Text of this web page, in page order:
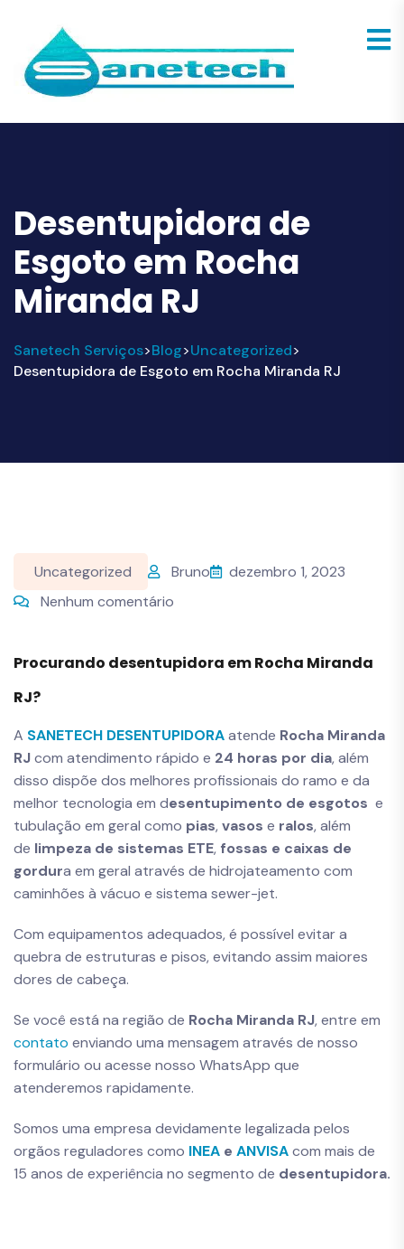
Desentupidora de
Esgoto em Rocha
Miranda RJ
Sanetech Serviços>Blog>Uncategorized>
Desentupidora de Esgoto em Rocha Miranda RJ
Uncategorized Bruno
dezembro 1, 2023
Nenhum comentário
Procurando desentupidora em Rocha Miranda
RJ?
A SANETECH DESENTUPIDORAatende Rocha Miranda
RJcom atendimento rápido e 24 horas por dia, além
disso dispõe dos melhores profissionais do ramo e da
melhor tecnologia em desentupimento de esgotos e
tubulação em geral como pias, vasos e ralos, além
de limpeza de sistemas ETE, fossas e caixas de
gordura em geral através de hidrojateamento com
caminhões à vácuo e sistema sewer-jet.
Com equipamentos adequados, é possível evitar a
quebra de estruturas e pisos, evitando assim maiores
dores de cabeça.
Se você está na região de Rocha Miranda RJ, entre em
contato enviando uma mensagem através de nosso
formulário ou acesse nosso WhatsApp que
atenderemos rapidamente.
Somos uma empresa devidamente legalizada pelos
orgãos reguladores como INEA e ANVISAcom mais de
15 anos de experiência no segmento de desentupidora.